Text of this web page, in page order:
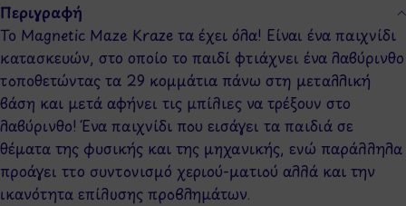
Περιγραφή
To Magnetic Maze Kraze τα έχει όλα! Είναι ένα παιχνίδι
κατασκευών, στο οποίο το παιδί φτιάχνει ένα λαβύρινθο
τοποθετώντας τα 29 κομμάτια πάνω στη μεταλλική
βάση και μετά αφήνει τις μπίλιες να τρέξουν στο
λαβύρινθο! Ένα παιχνίδι που εισάγει τα παιδιά σε
θέματα της φυσικής και της μηχανικής, ενώ παράλληλα
προάγει ττο συντονισμό χεριού-ματιού αλλά και την
ικανότητα επίλυσης προβλημάτων.